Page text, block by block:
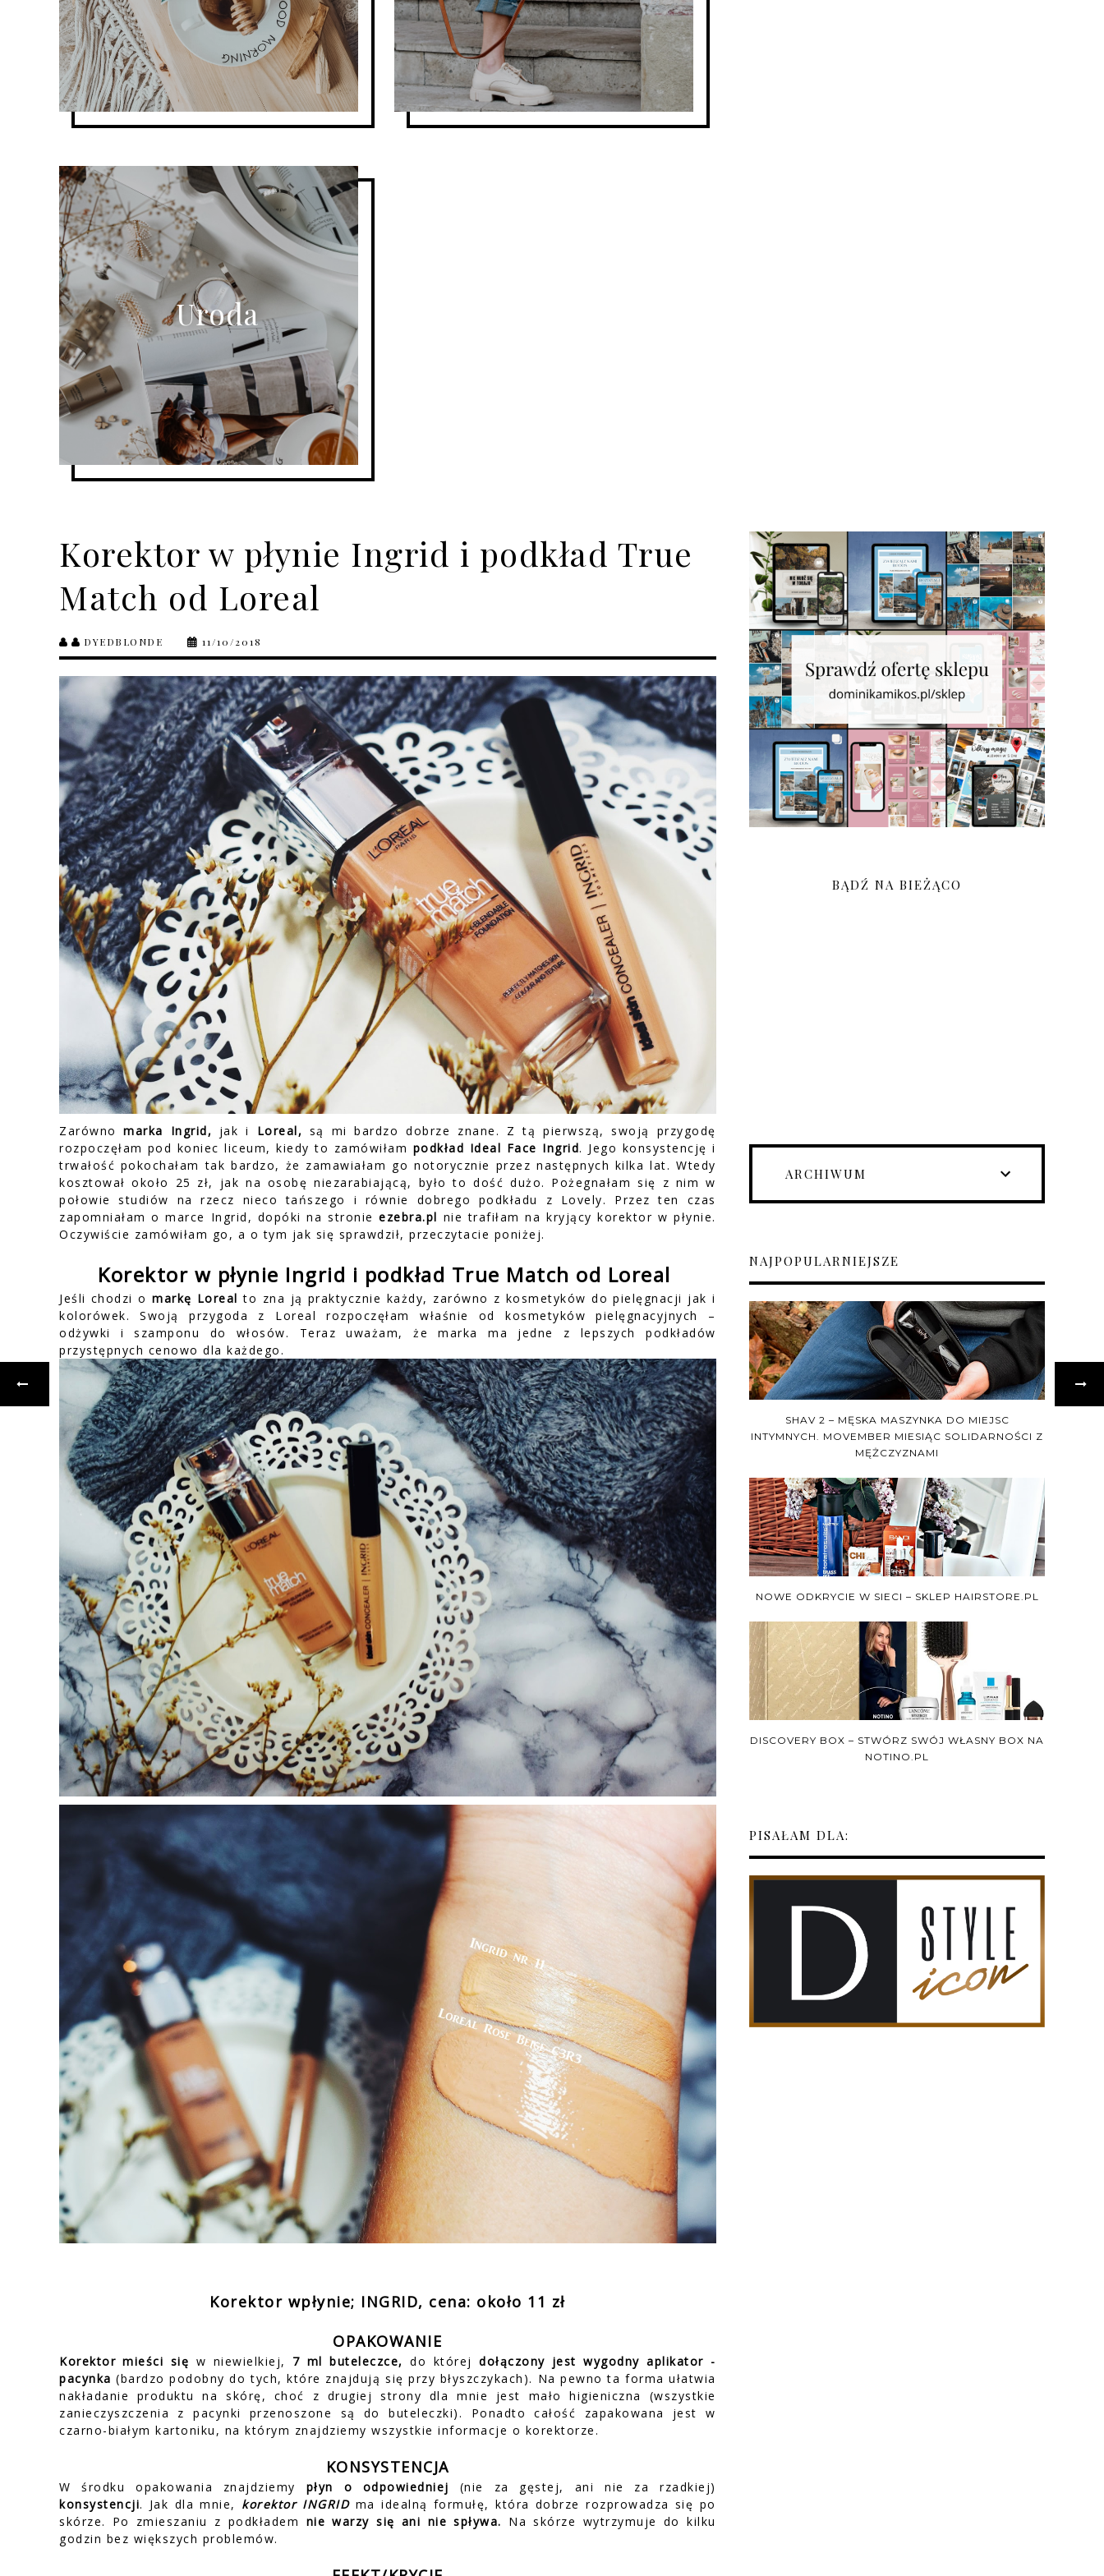
Uroda
Korektor w płynie Ingrid i podkład True
Match od Loreal
DYEDBLONDE 11/10/2018
Zarównomarka Ingrid, jak i Loreal, są mi bardzo dobrze znane. Z tą pierwszą, swoją przygodę
rozpoczęłam pod koniec liceum, kiedy to zamówiłam podkład Ideal Face Ingrid. Jego konsystencję i
trwałość pokochałam tak bardzo, że zamawiałam go notorycznie przez następnych kilka lat. Wtedy
kosztował około 25 zł, jak na osobę niezarabiającą, było to dość dużo. Pożegnałam się z nim w
połowie studiów na rzecz nieco tańszego i równie dobrego podkładu z Lovely. Przez ten czas
zapomniałam o marce Ingrid, dopóki na stronieezebra.pl nie trafiłam na kryjący korektor w płynie.
Oczywiście zamówiłam go, a o tym jak się sprawdził, przeczytacie poniżej.
Korektor w płynie Ingrid i podkład True Match od Loreal
Jeśli chodzi omarkę Loreal to zna ją praktycznie każdy, zarówno z kosmetyków do pielęgnacji jak i
kolorówek. Swoją przygoda z
Loreal rozpoczęłam właśnie od kosmetyków pielęgnacyjnych –
odżywki i szamponu do włosów. Teraz uważam, że marka ma jedne z lepszych podkładów
przystępnych cenowo dla każdego.
Korektor wpłynie; INGRID, cena: około 11 zł
OPAKOWANIE
Korektor mieści się w niewielkiej, 7 ml buteleczce, do którejdołączony jest wygodny aplikator -
pacynka (bardzo podobny do tych, które znajdują się przy błyszczykach). Na pewno ta forma ułatwia
nakładanie produktu na skórę, choć z drugiej strony dla mnie jest mało higieniczna (wszystkie
zanieczyszczenia z pacynki przenoszone są do buteleczki). Ponadto całość zapakowana jest w
czarno-białym kartoniku, na którym znajdziemy wszystkie informacje o korektorze.
KONSYSTENCJA
W środku opakowania znajdziemy płyn o odpowiedniej (nie za gęstej, ani nie za rzadkiej)
konsystencji. Jak dla mnie, korektor INGRIDma idealną formułę, która dobrze rozprowadza się po
skórze. Po zmieszaniu z podkładem nie warzy się ani nie spływa. Na skórze wytrzymuje do kilku
godzin bez większych problemów.
BĄDŹ NA BIEŻĄCO
ARCHIWUM
NAJPOPULARNIEJSZE
SHAV 2 – MĘSKA MASZYNKA DO MIEJSC
INTYMNYCH. MOVEMBER MIESIĄC SOLIDARNOŚCI Z
MĘŻCZYZNAMI
NOWE ODKRYCIE W SIECI – SKLEP HAIRSTORE.PL
DISCOVERY BOX – STWÓRZ SWÓJ WŁASNY BOX NA
NOTINO.PL
PISAŁAM DLA: